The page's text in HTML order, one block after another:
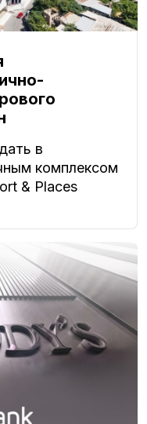
в
комплексом
& Places